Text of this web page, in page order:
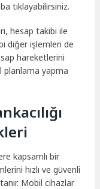
tıklayabilirsiniz.
hesap takibi ile
diğer işlemleri de
hareketlerini
yapma
kapsamlı bir
hızlı ve güvenli
Mobil cihazlar